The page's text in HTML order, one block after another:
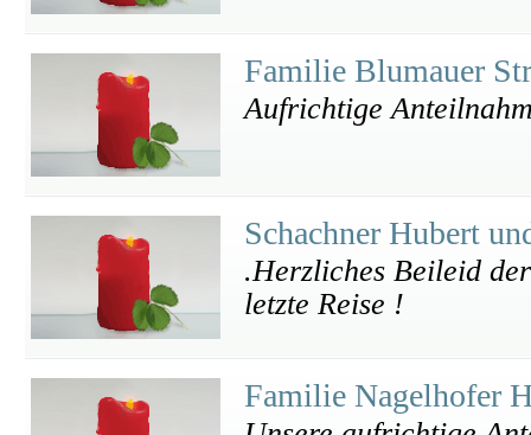
Familie Blumauer
Aufrichtige
Schachner Hubert
.Herzliches Beileid
letzte Reise !
Familie Nagelhofer